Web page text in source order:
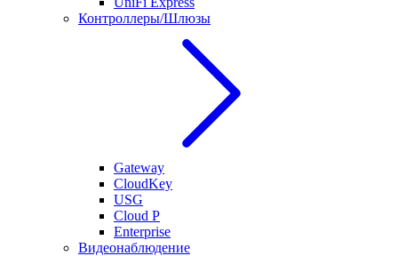
Контроллеры/Шлюзы
Gateway
CloudKey
USG
Cloud P
Enterprise
Видеонаблюдение